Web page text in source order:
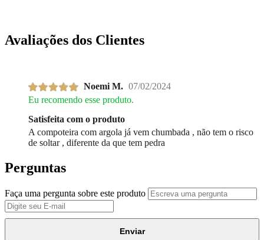
Avaliações dos Clientes
Noemi M. 07/02/2024
Eu recomendo esse produto.
Satisfeita com o produto
A compoteira com argola já vem chumbada , não tem o risco
de soltar , diferente da que tem pedra
Perguntas
Faça uma pergunta sobre este produto
Enviar